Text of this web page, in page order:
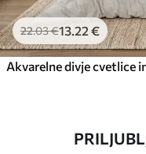
22.03€13 .22 €
Akvarelne divje cvetlice